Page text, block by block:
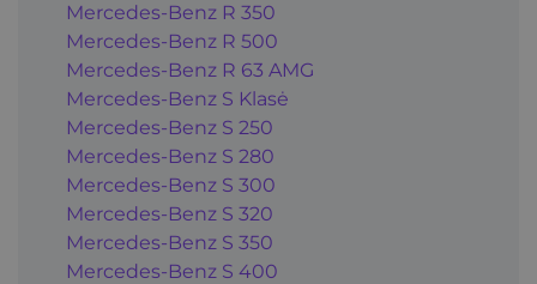
Mercedes-Benz R 350
Mercedes-Benz R 500
Mercedes-Benz R 63 AMG
Mercedes-Benz S Klasė
Mercedes-Benz S 250
Mercedes-Benz S 280
Mercedes-Benz S 300
Mercedes-Benz S 320
Mercedes-Benz S 350
Mercedes-Benz S 400